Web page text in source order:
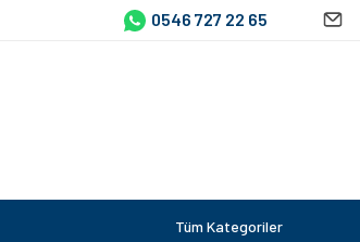
0546 727 22 65
Tüm Kategoriler